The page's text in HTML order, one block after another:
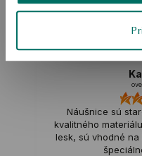
Náušnice sú
kvalitného
lesk, sú vhodné